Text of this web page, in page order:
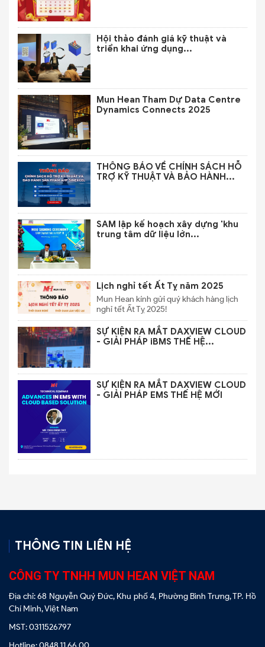
Hội thảo đánh giá kỹ thuật và
triển khai ứng dụng...
Mun Hean Tham Dự Data Centre
Dynamics Connects 2025
THÔNG BÁO VỀ CHÍNH SÁCH HỖ
TRỢ KỸ THUẬT VÀ BẢO HÀNH...
SAM lập kế hoạch xây dựng 'khu
trung tâm dữ liệu lớn...
Lịch nghỉ tết Ất Tỵ năm 2025
Mun Hean kính gửi quý khách hàng lịch
nghỉ tết Ất Tỵ 2025!
SỰ KIỆN RA MẮT DAXVIEW CLOUD
- GIẢI PHÁP iBMS THẾ HỆ...
SỰ KIỆN RA MẮT DAXVIEW CLOUD
- GIẢI PHÁP EMS THẾ HỆ MỚI
THÔNG TIN LIÊN HỆ
CÔNG TY TNHH MUN HEAN VIỆT NAM
Địa chỉ: 68 Nguyễn Quý Đức, Khu phố 4, Phường Bình Trưng, TP. Hồ
Chí Minh, Việt Nam
MST: 0311526797